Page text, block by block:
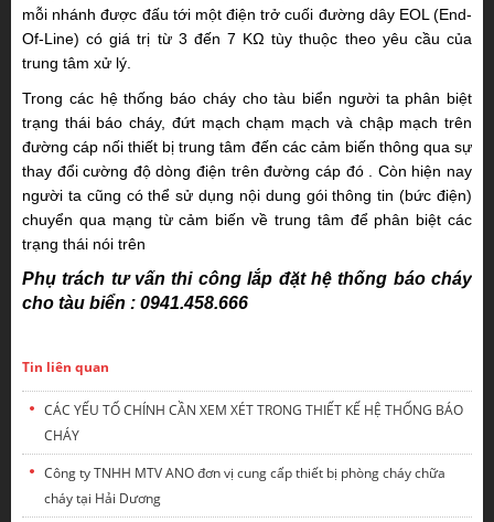
mỗi nhánh được đấu tới một điện trở cuối đường dây EOL (End-
Of-Line) có giá trị từ 3 đến 7 KΩ tùy thuộc theo yêu cầu của
trung tâm xử lý.
Trong các hệ thống báo cháy cho tàu biển người ta phân biệt
trạng thái báo cháy, đứt mạch chạm mạch và chập mạch trên
đường cáp nối thiết bị trung tâm đến các cảm biến thông qua sự
thay đổi cường độ dòng điện trên đường cáp đó . Còn hiện nay
người ta cũng có thể sử dụng nội dung gói thông tin (bức điện)
chuyển qua mạng từ cảm biến về trung tâm để phân biệt các
trạng thái nói trên
Phụ trách tư vấn thi công lắp đặt hệ thống báo cháy
cho tàu biển : 0941.458.666
Tin liên quan
CÁC YẾU TỐ CHÍNH CẦN XEM XÉT TRONG THIẾT KẾ HỆ THỐNG BÁO
CHÁY
Công ty TNHH MTV ANO đơn vị cung cấp thiết bị phòng cháy chữa
cháy tại Hải Dương